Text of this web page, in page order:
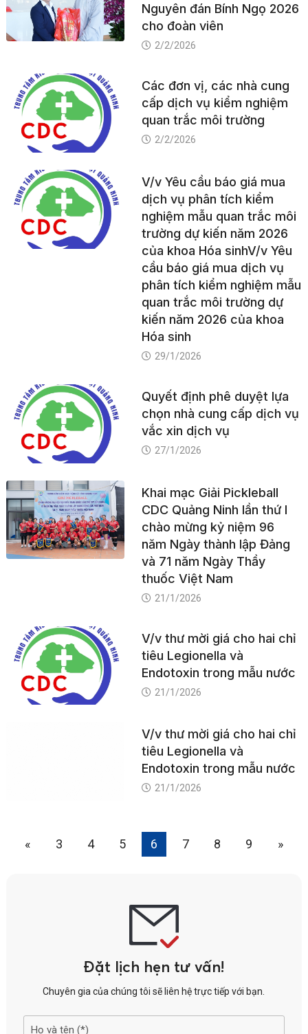
Nguyên đán Bính Ngọ 2026
cho đoàn viên
2/2/2026
Các đơn vị, các nhà cung
cấp dịch vụ kiểm nghiệm
quan trắc môi trường
2/2/2026
V/v Yêu cầu báo giá mua
dịch vụ phân tích kiểm
nghiệm mẫu quan trắc môi
trường dự kiến năm 2026
của khoa Hóa sinhV/v Yêu
cầu báo giá mua dịch vụ
phân tích kiểm nghiệm mẫu
quan trắc môi trường dự
kiến năm 2026 của khoa
Hóa sinh
29/1/2026
Quyết định phê duyệt lựa
chọn nhà cung cấp dịch vụ
vắc xin dịch vụ
27/1/2026
Khai mạc Giải Pickleball
CDC Quảng Ninh lần thứ I
chào mừng kỷ niệm 96
năm Ngày thành lập Đảng
và 71 năm Ngày Thầy
thuốc Việt Nam
21/1/2026
V/v thư mời giá cho hai chỉ
tiêu Legionella và
Endotoxin trong mẫu nước
21/1/2026
V/v thư mời giá cho hai chỉ
tiêu Legionella và
Endotoxin trong mẫu nước
21/1/2026
« 3 4 5 6 7 8 9 »
Đặt lịch hẹn tư vấn!
Chuyên gia của chúng tôi sẽ liên hệ trực tiếp với bạn.